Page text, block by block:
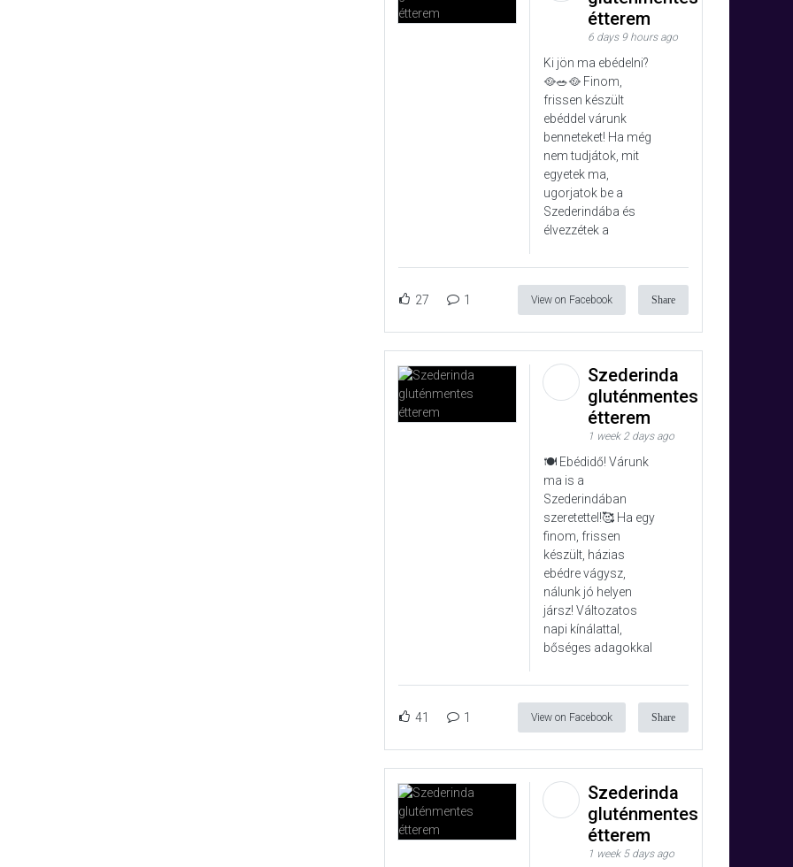
étterem
6 days 9 hours ago
Ki jön ma ebédelni?
🥘🥗🥘 Finom,
frissen készült
ebéddel várunk
benneteket! Ha még
nem tudjátok, mit
egyetek ma,
ugorjatok be a
Szederindába és
élvezzétek a
27 1 View on Facebook Share
Szederinda
gluténmentes
étterem
1 week 2 days ago
🍽️ Ebédidő! Várunk
ma is a
Szederindában
szeretettel!🥰 Ha egy
finom, frissen
készült, házias
ebédre vágysz,
nálunk jó helyen
jársz! Változatos
napi kínálattal,
bőséges adagokkal
41 1 View on Facebook Share
Szederinda
gluténmentes
étterem
1 week 5 days ago